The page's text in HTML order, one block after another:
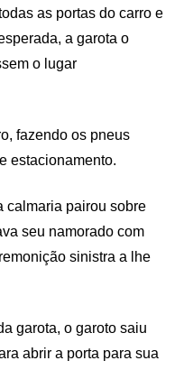
as portas do carro e
a garota o
o lugar
fazendo os pneus
estacionamento.
calmaria pairou sobre
seu namorado com
sinistra a lhe
garota, o garoto saiu
abrir a porta para sua